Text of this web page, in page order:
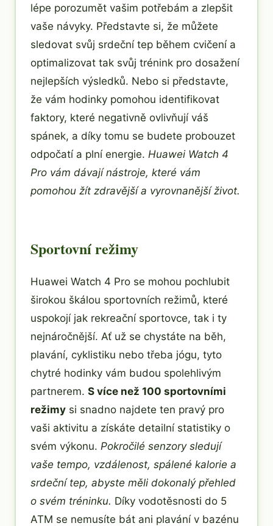
lépe porozumět vašim potřebám a zlepšit
vaše návyky. Představte si, že můžete
sledovat svůj srdeční tep během cvičení a
optimalizovat tak svůj trénink pro dosažení
nejlepších výsledků. Nebo si představte,
že vám hodinky pomohou identifikovat
faktory, které negativně ovlivňují váš
spánek, a díky tomu se budete probouzet
odpočatí a plní energie. Huawei Watch 4
Pro vám dávají nástroje, které vám
pomohou žít zdravější a vyrovnanější život.
Sportovní režimy
Huawei Watch 4 Pro se mohou pochlubit
širokou škálou sportovních režimů, které
uspokojí jak rekreační sportovce, tak i ty
nejnáročnější. Ať už se chystáte na běh,
plavání, cyklistiku nebo třeba jógu, tyto
chytré hodinky vám budou spolehlivým
partnerem. S více než 100 sportovními
režimy si snadno najdete ten pravý pro
vaši aktivitu a získáte detailní statistiky o
svém výkonu. Pokročilé senzory sledují
vaše tempo, vzdálenost, spálené kalorie a
srdeční tep, abyste měli dokonalý přehled
o svém tréninku. Díky vodotěsnosti do 5
ATM se nemusíte bát ani plavání v bazénu